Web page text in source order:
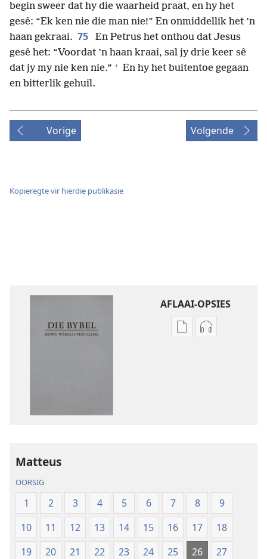
begin sweer dat hy die waarheid praat, en hy het
gesê: “Ek ken nie die man nie!” En onmiddellik het ’n
haan gekraai. 75
En Petrus het onthou dat Jesus
gesê het: “Voordat ’n haan kraai, sal jy drie keer sê
dat jy my nie ken nie.” + En hy het buitentoe gegaan
en bitterlik gehuil.
Vorige Volgende
Kopieregte vir hierdie publikasie
AFLAAI-OPSIES
Aflaai-
hersiening)
Aflaai-
(2019-
hersiening)
Matteus
OORSIG
1 2 3 4 5 6 7 8
9
10
11 12 13 14 15 16 17
18
19
20 21 22 23 24 25 26
27